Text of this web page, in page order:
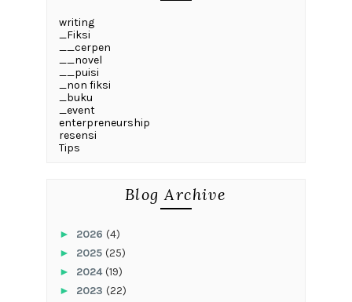
writing
_Fiksi
__cerpen
__novel
__puisi
_non fiksi
_buku
_event
enterpreneurship
resensi
Tips
Blog Archive
► 2026 (4)
► 2025 (25)
► 2024(19)
► 2023 (22)